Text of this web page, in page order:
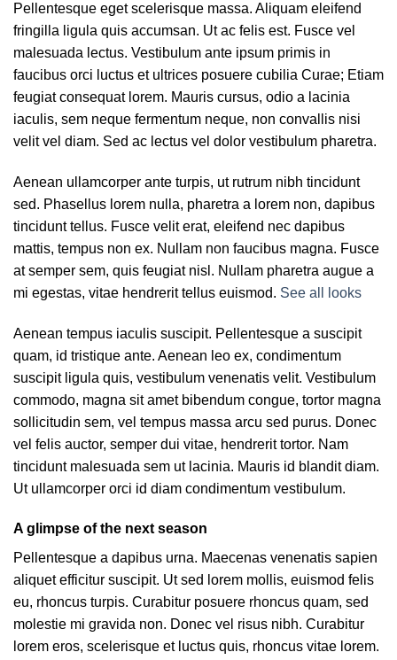
Pellentesque eget scelerisque massa. Aliquam eleifend
fringilla ligula quis accumsan. Ut ac felis est. Fusce vel
malesuada lectus. Vestibulum ante ipsum primis in
faucibus orci luctus et ultrices posuere cubilia Curae; Etiam
feugiat consequat lorem. Mauris cursus, odio a lacinia
iaculis, sem neque fermentum neque, non convallis nisi
velit vel diam. Sed ac lectus vel dolor vestibulum pharetra.
Aenean ullamcorper ante turpis, ut rutrum nibh tincidunt
sed. Phasellus lorem nulla, pharetra a lorem non, dapibus
tincidunt tellus. Fusce velit erat, eleifend nec dapibus
mattis, tempus non ex. Nullam non faucibus magna. Fusce
at semper sem, quis feugiat nisl. Nullam pharetra augue a
mi egestas, vitae hendrerit tellus euismod. See all looks
Aenean tempus iaculis suscipit. Pellentesque a suscipit
quam, id tristique ante. Aenean leo ex, condimentum
suscipit ligula quis, vestibulum venenatis velit. Vestibulum
commodo, magna sit amet bibendum congue, tortor magna
sollicitudin sem, vel tempus massa arcu sed purus. Donec
vel felis auctor, semper dui vitae, hendrerit tortor. Nam
tincidunt malesuada sem ut lacinia. Mauris id blandit diam.
Ut ullamcorper orci id diam condimentum vestibulum.
A glimpse of the next season
Pellentesque a dapibus urna. Maecenas venenatis sapien
aliquet efficitur suscipit. Ut sed lorem mollis, euismod felis
eu, rhoncus turpis. Curabitur posuere rhoncus quam, sed
molestie mi gravida non. Donec vel risus nibh. Curabitur
lorem eros, scelerisque et luctus quis, rhoncus vitae lorem.